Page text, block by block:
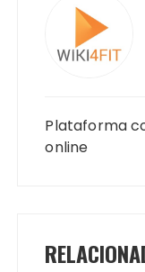
Plataforma
online